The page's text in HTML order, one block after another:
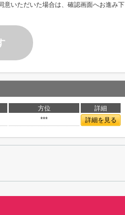
意いただいた場合は、確認画面へお進み下
方位
詳細
*** 詳細を見る